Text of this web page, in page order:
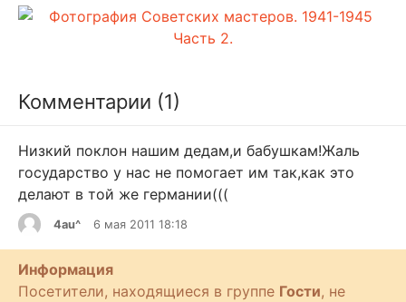
Комментарии (1)
Низкий поклон нашим дедам,и бабушкам!Жаль
государство у нас не помогает им так,как это
делают в той же германии(((
4au^ 6 мая 2011 18:18
Информация
Посетители, находящиеся в группе Гости, не